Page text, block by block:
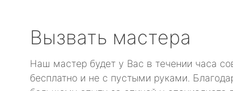
Вызвать мастера
Наш мастер будет у Вас в течении часа
бесплатно и не с пустыми руками.